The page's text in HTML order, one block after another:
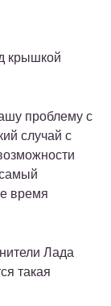
крышкой
проблему с
случай с
самый
время
Лада
такая